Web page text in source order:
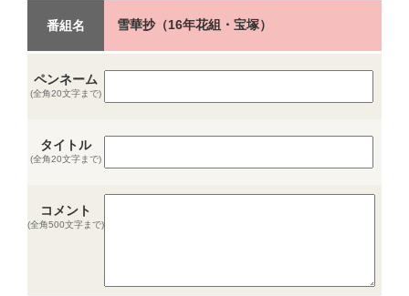
番組名 雪華抄（16年花組・宝塚）
ペンネーム
(全角20文字まで)
タイトル
(全角20文字まで)
コメント
(全角500文字まで)